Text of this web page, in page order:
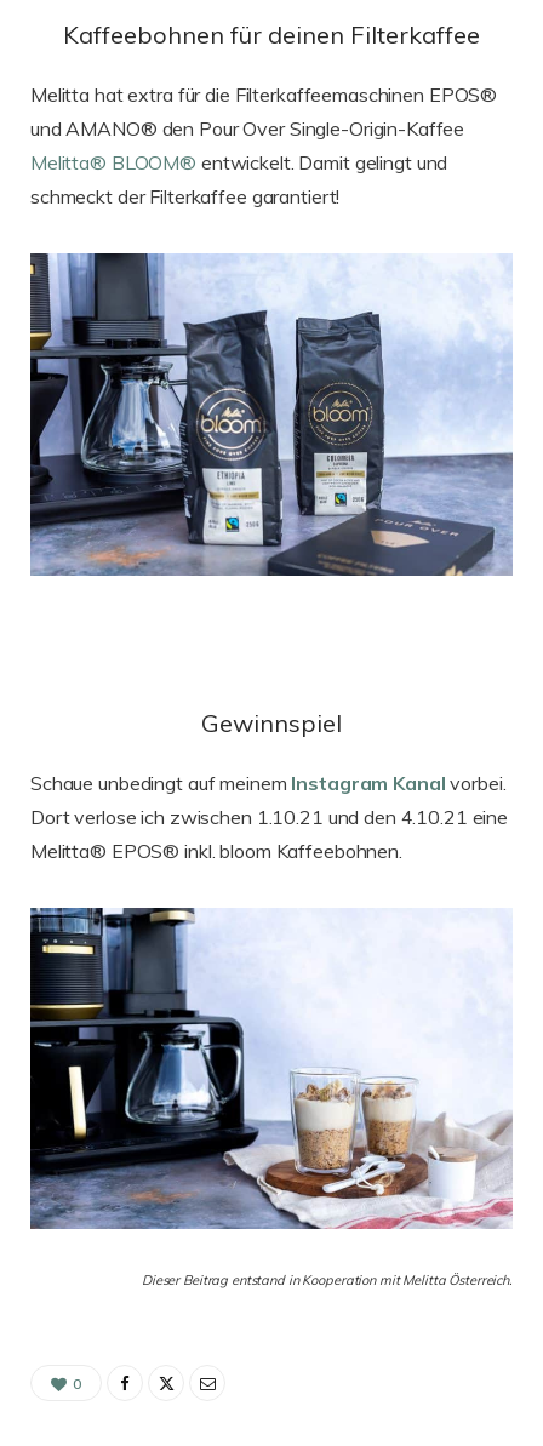
Kaffeebohnen für deinen Filterkaffee
Melitta hat extra für die Filterkaffeemaschinen EPOS®
und AMANO® den Pour Over Single-Origin-Kaffee
Melitta® BLOOM® entwickelt. Damit gelingt und
schmeckt der Filterkaffee garantiert!
Gewinnspiel
Schaue unbedingt auf meinem Instagram Kanal vorbei.
Dort verlose ich zwischen 1.10.21 und den 4.10.21 eine
Melitta® EPOS® inkl. bloom Kaffeebohnen.
Dieser Beitrag entstand in Kooperation mit Melitta Österreich.
0